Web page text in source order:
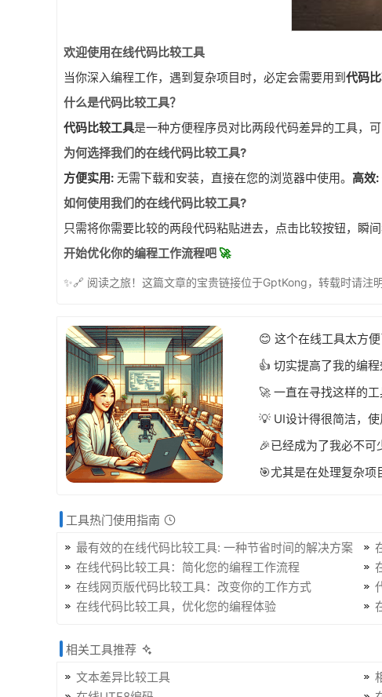
欢迎使用在线代码比较工具
当你深入编程工作，遇到复杂项目时，必定会需要用到代码
什么是代码比较工具？
代码比较工具是一种方便程序员对比两段代码差异的工具，
为何选择我们的在线代码比较工具?
方便实用: 无需下载和安装，直接在您的浏览器中使用。 高效:
如何使用我们的在线代码比较工具?
只需将你需要比较的两段代码粘贴进去，点击比较按钮，瞬间
开始优化你的编程工作流程吧 🚀
✨🔗 阅读之旅！这篇文章的宝贵链接位于GptKong，转载时请注
😊 这个在线工具太方
👍 切实提高了我的编程
🚀 一直在寻找这样的工
💡 UI设计得很简洁，使
🎉已经成为了我必不可
🎯尤其是在处理复杂项
工具热门使用指南
最有效的在线代码比较工具: 一种节省时间的解决方案
在线代码比较工具：简化您的编程工作流程
在线网页版代码比较工具：改变你的工作方式
在线代码比较工具，优化您的编程体验
相关工具推荐
文本差异比较工具